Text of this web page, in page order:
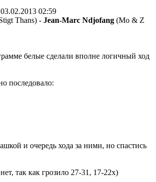
03.02.2013 02:59
Thans) - Jean-Marc Ndjofang (Mo & Z
белые сделали вполне логичный ход
последовало:
и очередь хода за ними, но спастись
так как грозило 27-31, 17-22х)